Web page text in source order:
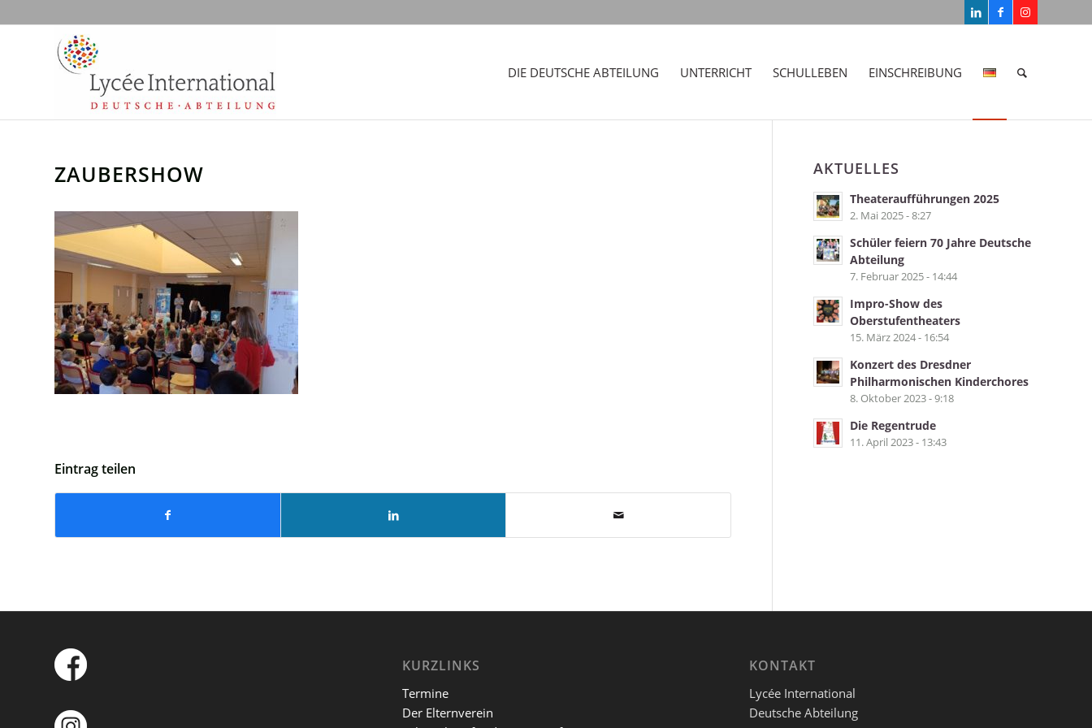
DIE DEUTSCHE ABTEILUNG UNTERRICHT SCHULLEBEN EINSCHREIBUNG
ZAUBERSHOW
Eintrag teilen
AKTUELLES
Theateraufführungen 2025
2. Mai 2025 - 8:27
Schüler feiern 70 Jahre Deutsche
Abteilung
7. Februar 2025 - 14:44
Impro-Show des
Oberstufentheaters
15. März 2024 - 16:54
Konzert des Dresdner
Philharmonischen Kinderchores
8. Oktober 2023 - 9:18
Die Regentrude
11. April 2023 - 13:43
KURZLINKS
Termine
Der Elternverein
KONTAKT
Lycée International
Deutsche Abteilung